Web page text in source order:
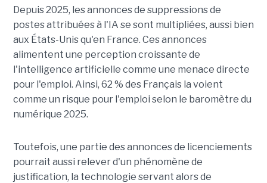
Depuis 2025, les annonces de suppressions de
postes attribuées à l'IA se sont multipliées, aussi bien
aux États-Unis qu'en France. Ces annonces
alimentent une perception croissante de
l'intelligence artificielle comme une menace directe
pour l'emploi. Ainsi, 62 % des Français la voient
comme un risque pour l'emploi selon le baromètre du
numérique 2025.
Toutefois, une partie des annonces de licenciements
pourrait aussi relever d'un phénomène de
justification, la technologie servant alors de